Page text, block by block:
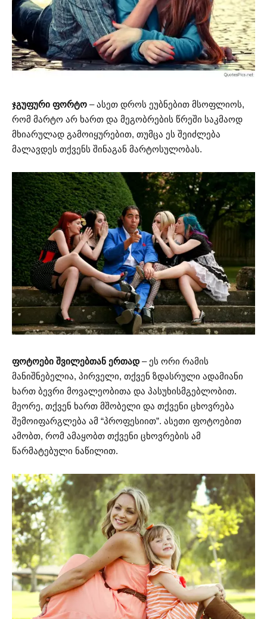
ჯგუფური ფორტო – ასეთ დროს ეუბნებით მსოფლიოს,
რომ მარტო არ ხართ და მეგობრების წრეში საკმაოდ
მხიარულად გამოიყურებით, თუმცა ეს შეიძლება
მალავდეს თქვენს შინაგან მარტოსულობას.
ფოტოები შვილებთან ერთად – ეს ორი რამის
მანიშნებელია, პირველი, თქვენ ზდასრული ადამიანი
ხართ ბევრი მოვალეობითა და პასუხისმგებლობით.
მეორე, თქვენ ხართ მშობელი და თქვენი ცხოვრება
შემოიფარგლება ამ “პროფესიით”. ასეთი ფოტოებით
ამობთ, რომ ამაყობთ თქვენი ცხოვრების ამ
წარმატებული ნაწილით.